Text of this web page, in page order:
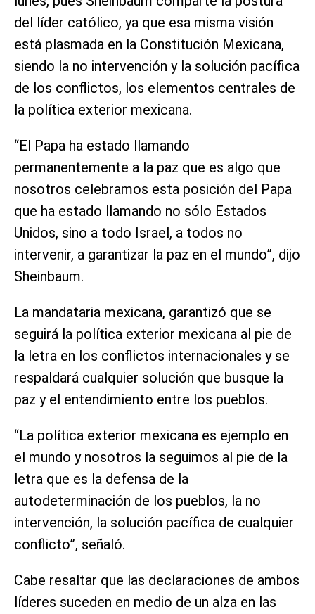
del líder católico, ya que esa misma visión
está plasmada en la Constitución Mexicana,
siendo la no intervención y la solución pacífica
de los conflictos, los elementos centrales de
la política exterior mexicana.
“El Papa ha estado llamando
permanentemente a la paz que es algo que
nosotros celebramos esta posición del Papa
que ha estado llamando no sólo Estados
Unidos, sino a todo Israel, a todos no
intervenir, a garantizar la paz en el mundo”, dijo
Sheinbaum.
La mandataria mexicana, garantizó que se
seguirá la política exterior mexicana al pie de
la letra en los conflictos internacionales y se
respaldará cualquier solución que busque la
paz y el entendimiento entre los pueblos.
“La política exterior mexicana es ejemplo en
el mundo y nosotros la seguimos al pie de la
letra que es la defensa de la
autodeterminación de los pueblos, la no
intervención, la solución pacífica de cualquier
conflicto”, señaló.
Cabe resaltar que las declaraciones de ambos
líderes suceden en medio de un alza en las